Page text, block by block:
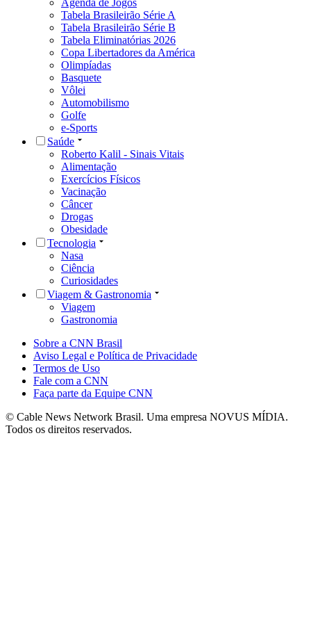
Agenda de Jogos
Tabela Brasileirão Série A
Tabela Brasileirão Série B
Tabela Eliminatórias 2026
Copa Libertadores da América
Olimpíadas
Basquete
Vôlei
Automobilismo
Golfe
e-Sports
Saúde
Roberto Kalil - Sinais Vitais
Alimentação
Exercícios Físicos
Vacinação
Câncer
Drogas
Obesidade
Tecnologia
Nasa
Ciência
Curiosidades
Viagem & Gastronomia
Viagem
Gastronomia
Sobre a CNN Brasil
Aviso Legal e Política de Privacidade
Termos de Uso
Fale com a CNN
Faça parte da Equipe CNN
© Cable News Network Brasil. Uma empresa NOVUS MÍDIA.
Todos os direitos reservados.